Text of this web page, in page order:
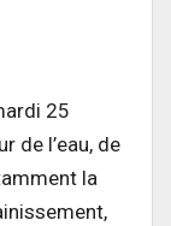
25
de l’eau, de
la